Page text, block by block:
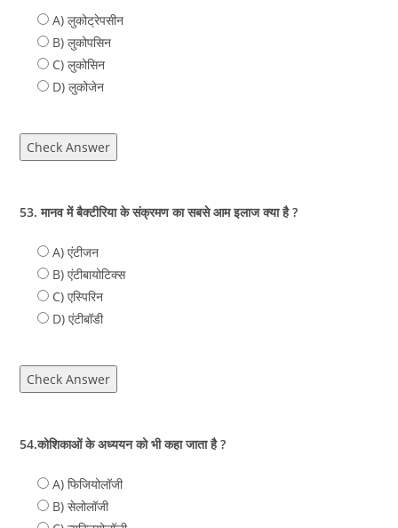
A) लुकोट्रेपसीन
B) लुकोपसिन
C) लुकोसिन
D) लुकोजेन
Check Answer
53. मानव में बैक्टीरिया के संक्रमण का सबसे आम इलाज क्या है ?
A) एंटीजन
B) एंटीबायोटिक्स
C) एस्पिरिन
D) एंटीबॉडी
Check Answer
54.कोशिकाओं के अध्ययन को भी कहा जाता है ?
A) फिजियोलॉजी
B) सेलोलॉजी